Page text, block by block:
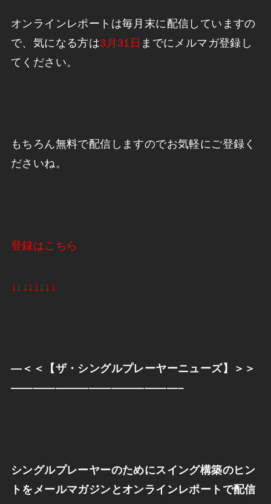
オンラインレポートは毎月末に配信していますの
で、気になる方は3月31日 までにメルマガ登録し
てください。
もちろん無料で配信しますのでお気軽にご登録く
ださいね。
登録はこちら
↓↓↓↓↓↓↓↓
— ＜＜【ザ・シングルプレーヤーニューズ】＞＞
———————————————–
シングルプレーヤーのためにスイング構築のヒン
トをメールマガジンとオンラインレポートで配信